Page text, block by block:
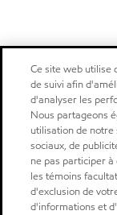
Ce site web utilise
de suivi afin
d'analyser les
Nous partageons
utilisation de notre
sociaux, de
ne pas participer
les témoins
d'exclusion de
d'informations et